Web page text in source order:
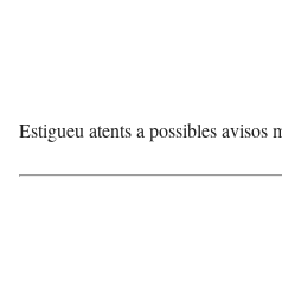
Estigueu atents a possibles avisos